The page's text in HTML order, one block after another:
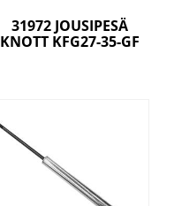
31972 JOUSIPESÄ
KNOTT KFG27-35-GF